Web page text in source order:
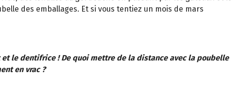
des emballages. Et si vous tentiez un mois de mars
et le dentifrice ! De quoi mettre de la distance avec la poubelle
en vrac ?